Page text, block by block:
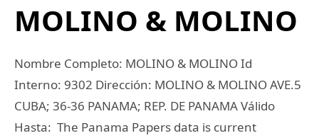
MOLINO & MOLINO
Nombre Completo: MOLINO & MOLINO Id
Interno: 9302 Dirección: MOLINO & MOLINO AVE.5
CUBA; 36-36 PANAMA; REP. DE PANAMA Válido
Hasta: The Panama Papers data is current